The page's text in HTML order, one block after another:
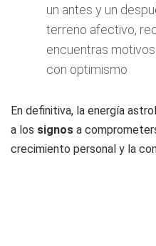
un antes y un
terreno afectivo,
encuentras
con optimismo
En definitiva, la energía
a los signos a
crecimiento personal y la